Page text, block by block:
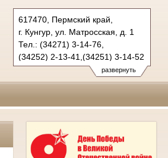
развернуть
617470, Пермский край,
г. Кунгур, ул. Матросская, д. 1
Тел.: (34271) 3-14-76,
(34252) 2-13-41,(34251) 3-14-52
kungursky.perm@sudrf.ru
kishertsky.perm@sudrf.ru